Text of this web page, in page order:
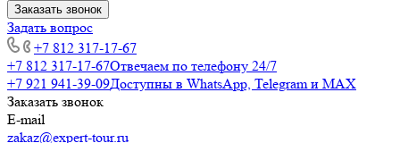
Заказать звонок
Задать вопрос
+7 812 317-17-67
+7 812 317-17-67Отвечаем по телефону 24/7
+7 921 941-39-09Доступны в WhatsApp, Telegram и MAX
Заказать звонок
E-mail
zakaz@expert-tour.ru